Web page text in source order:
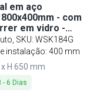
em aço
- com
em vidro -
SKU:WSK184G
instalação: 400 mm
H 650 mm
- 6 Dias